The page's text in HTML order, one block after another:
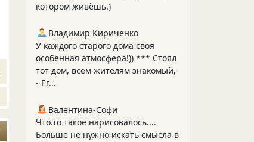
котором живёшь.)
Владимир Кириченко
У каждого старого дома своя
особенная атмосфера!)) *** Стоял
тот дом, всем жителям знакомый,
- Ег...
Валентина-Софи
Что.то такое нарисовалось....
Больше не нужно искать смысла в